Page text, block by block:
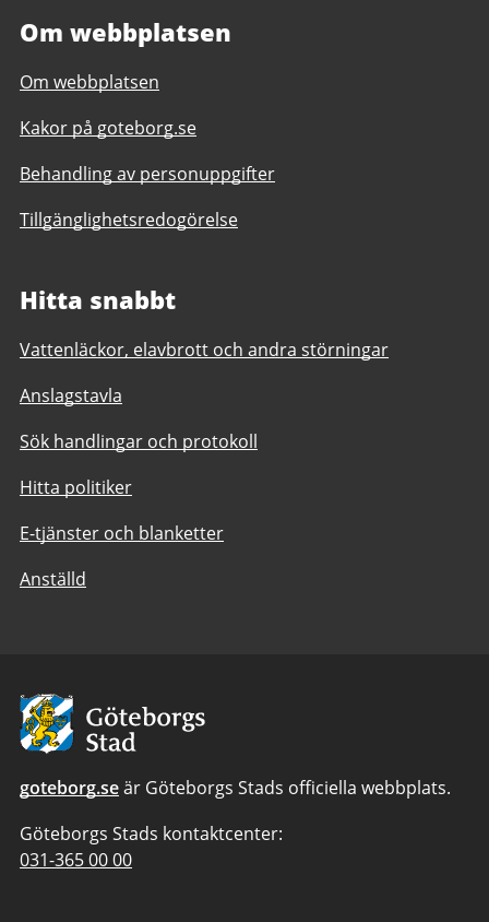
Om webbplatsen
Om webbplatsen
Kakor på goteborg.se
Behandling av personuppgifter
Tillgänglighetsredogörelse
Hitta snabbt
Vattenläckor, elavbrott och andra störningar
Anslagstavla
Sök handlingar och protokoll
Hitta politiker
E-tjänster och blanketter
Anställd
Avsändare:
Göteborgs
Stad
goteborg.seär Göteborgs Stads officiella webbplats.
Göteborgs Stads kontaktcenter:
Telefonnummer
031-365 00 00